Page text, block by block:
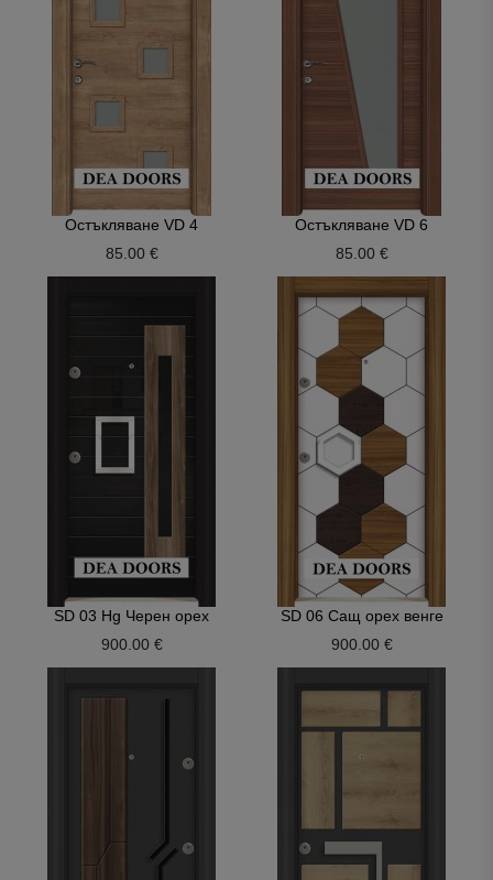
Остъкляване VD 4
85.00 €
Остъкляване VD 6
85.00 €
SD 03 Hg Черен орех
900.00 €
SD 06 Сащ орех венге
900.00 €